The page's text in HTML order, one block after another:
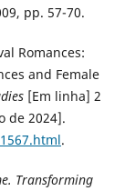
pp. 57-70.
Romances:
and Female
[Em linha] 2
de 2024].
.
Transforming